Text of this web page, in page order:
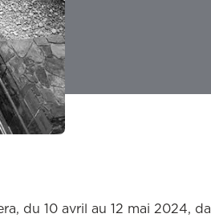
du 10 avril au 12 mai 2024,